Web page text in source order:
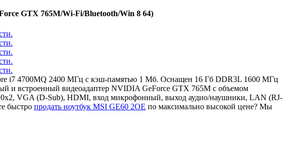
GTX 765M/Wi-Fi/Bluetooth/Win 8 64)
i7 4700MQ 2400 МГц с кэш-памятью 1 Мб. Оснащен 16 Гб DDR3L 1600 МГц
и встроенный видеоадаптер NVIDIA GeForce GTX 765M с объемом
VGA (D-Sub), HDMI, вход микрофонный, выход аудио/наушники, LAN (RJ-
быстро продать ноутбук MSI GE60 2OE по максимально высокой цене? Мы